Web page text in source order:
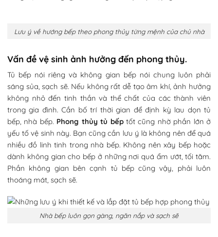
Lưu ý về hướng bếp theo phong thủy từng mệnh của chủ nhà
Vấn đề vệ sinh ảnh hưởng đến phong thủy.
Tủ bếp nói riêng và không gian bếp nói chung luôn phải
sáng sủa, sạch sẽ. Nếu không rất dễ tạo âm khí, ảnh hưởng
không nhỏ đến tinh thần và thể chất của các thành viên
trong gia đình. Cần bố trí thời gian để định kỳ lau dọn tủ
bếp, nhà bếp. Phong thủy tủ bếptốt cũng nhờ phần lớn ở
yếu tố vệ sinh này. Bạn cũng cần lưu ý là không nên để quá
nhiều đồ linh tinh trong nhà bếp. Không nên xây bếp hoặc
dành không gian cho bếp ở những nơi quá ẩm ướt, tối tăm.
Phần không gian bên cạnh tủ bếp cũng vậy, phải luôn
thoáng mát, sạch sẽ.
Nhà bếp luôn gọn gàng, ngăn nắp và sạch sẽ